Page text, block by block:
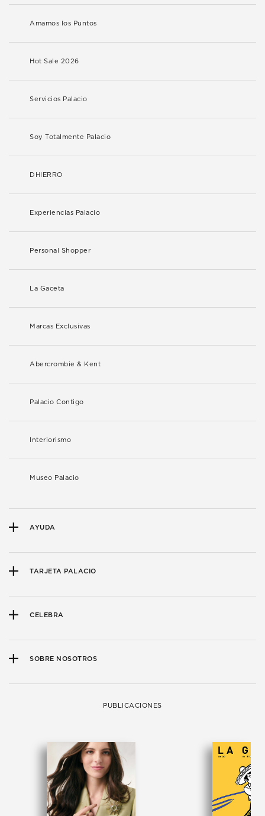
Amamos los Puntos
Hot Sale 2026
Servicios Palacio
Soy Totalmente Palacio
DHIERRO
Experiencias Palacio
Personal Shopper
La Gaceta
Marcas Exclusivas
Abercrombie & Kent
Palacio Contigo
Interiorismo
Museo Palacio
AYUDA
TARJETA PALACIO
CELEBRA
SOBRE NOSOTROS
PUBLICACIONES